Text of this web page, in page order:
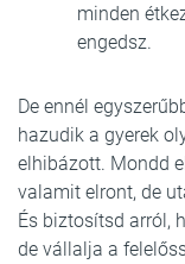
minden
engedsz.
De ennél
hazudik a gyerek
elhibázott. Mondd
valamit elront, de
És biztosítsd arról,
de vállalja a